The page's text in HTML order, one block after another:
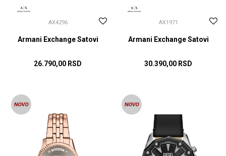
AX4296
Armani Exchange Satovi
26.790,00 RSD
AX1971
Armani Exchange Satovi
30.390,00 RSD